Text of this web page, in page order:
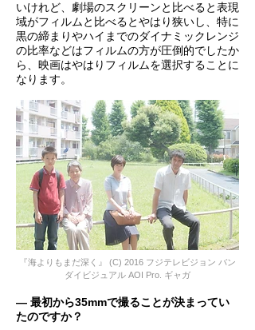
いけれど、劇場のスクリーンと比べると表現
域がフィルムと比べるとやはり狭いし、特に
黒の締まりやハイまでのダイナミックレンジ
の比率などはフィルムの方が圧倒的でしたか
ら、映画はやはりフィルムを選択することに
なります。
『海よりもまだ深く』 (C) 2016 フジテレビジョン バン
ダイビジュアル AOI Pro. ギャガ
― 最初から35mmで撮ることが決まってい
たのですか？